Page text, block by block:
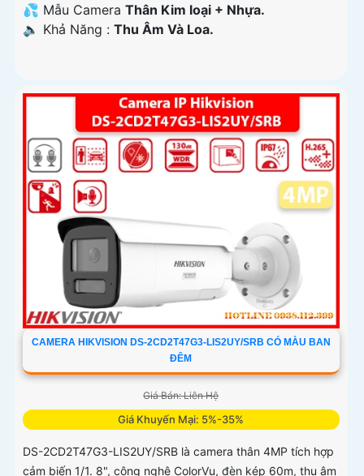
💦 Mẫu Camera Thân Kim loại + Nhựa.
️🔈 Khả Năng : Thu Âm Và Loa.
CAMERA HIKVISION DS-2CD2T47G3-LIS2UY/SRB CÓ MÀU BAN
ĐÊM
Giá Bán: Liên Hệ
Giá Khuyến Mại: 5%-35%
DS-2CD2T47G3-LIS2UY/SRB là camera thân 4MP tích hợp
cảm biến 1/1. 8", công nghệ ColorVu, đèn kép 60m, thu âm